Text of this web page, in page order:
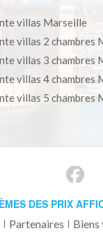
villas Marseille
villas 2 chambres
villas 3 chambres
villas 4 chambres
villas 5 chambres
DES PRIX
Partenaires Biens